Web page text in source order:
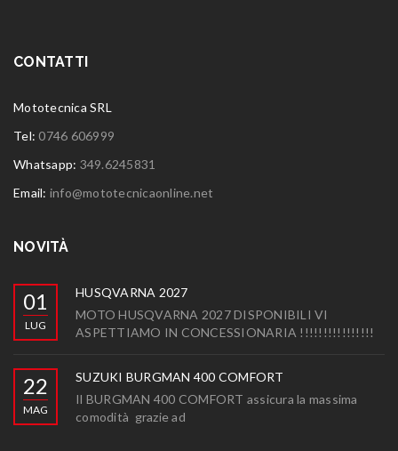
CONTATTI
Mototecnica SRL
Tel:0746 606999
Whatsapp: 349.6245831
Email: info@mototecnicaonline.net
NOVITÀ
01
LUG
HUSQVARNA 2027
MOTO HUSQVARNA 2027 DISPONIBILI VI
ASPETTIAMO IN CONCESSIONARIA !!!!!!!!!!!!!!!!
22
MAG
SUZUKI BURGMAN 400 COMFORT
Il BURGMAN 400 COMFORT assicura la massima
comodità grazie ad